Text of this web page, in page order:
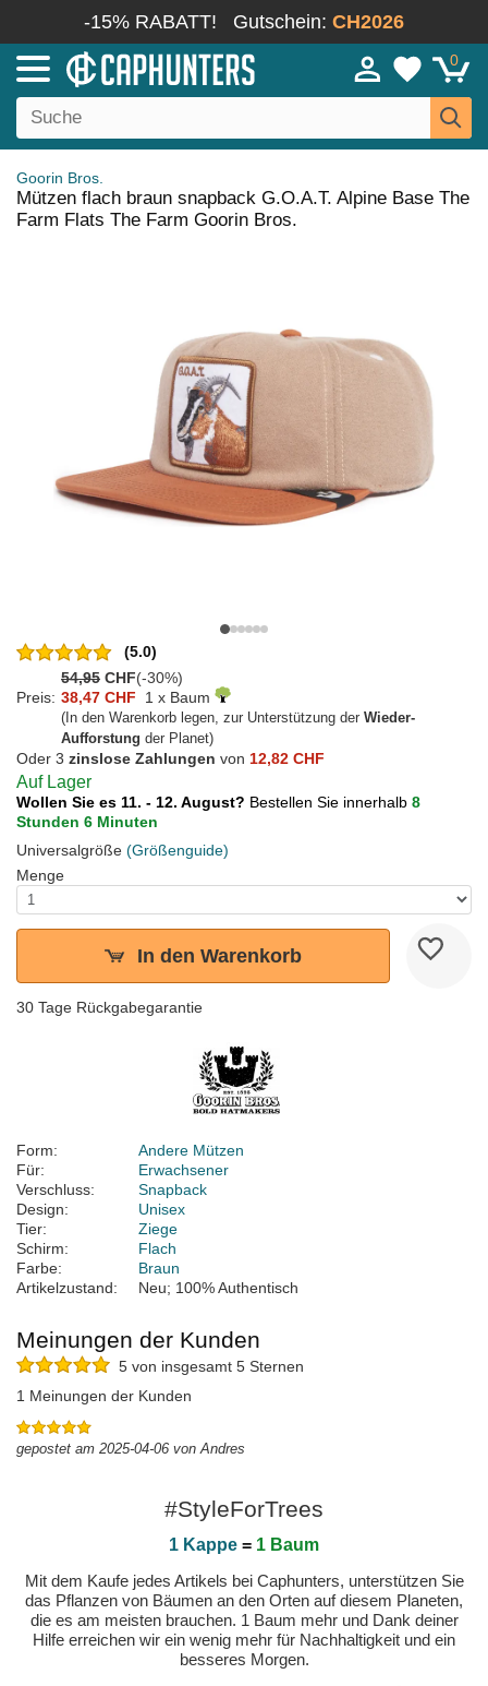
-15% RABATT! Gutschein: CH2026
0
Goorin Bros.
Mützen flach braun snapback G.O.A.T. Alpine Base The
Farm Flats The Farm Goorin Bros.
(5.0)
54,95 CHF(-30%)
Preis: 38,47 CHF 1 x Baum
(In den Warenkorb legen, zur Unterstützung der Wieder-
Aufforstung der Planet)
Oder 3 zinslose Zahlungen von 12,82 CHF
Auf Lager
Wollen Sie es 11. - 12. August? Bestellen Sie innerhalb 8
Stunden 6 Minuten
Universalgröße (Größenguide)
Menge
In den Warenkorb
30 Tage Rückgabegarantie
Form:
Andere Mützen
Für:
Erwachsener
Verschluss:
Snapback
Design:
Unisex
Tier:
Ziege
Schirm:
Flach
Farbe:
Braun
Artikelzustand:
Neu; 100% Authentisch
Meinungen der Kunden
5 von insgesamt 5 Sternen
1 Meinungen der Kunden
gepostet am 2025-04-06 von Andres
#StyleForTrees
1 Kappe = 1 Baum
Mit dem Kaufe jedes Artikels bei Caphunters, unterstützen Sie
das Pflanzen von Bäumen an den Orten auf diesem Planeten,
die es am meisten brauchen. 1 Baum mehr und Dank deiner
Hilfe erreichen wir ein wenig mehr für Nachhaltigkeit und ein
besseres Morgen.